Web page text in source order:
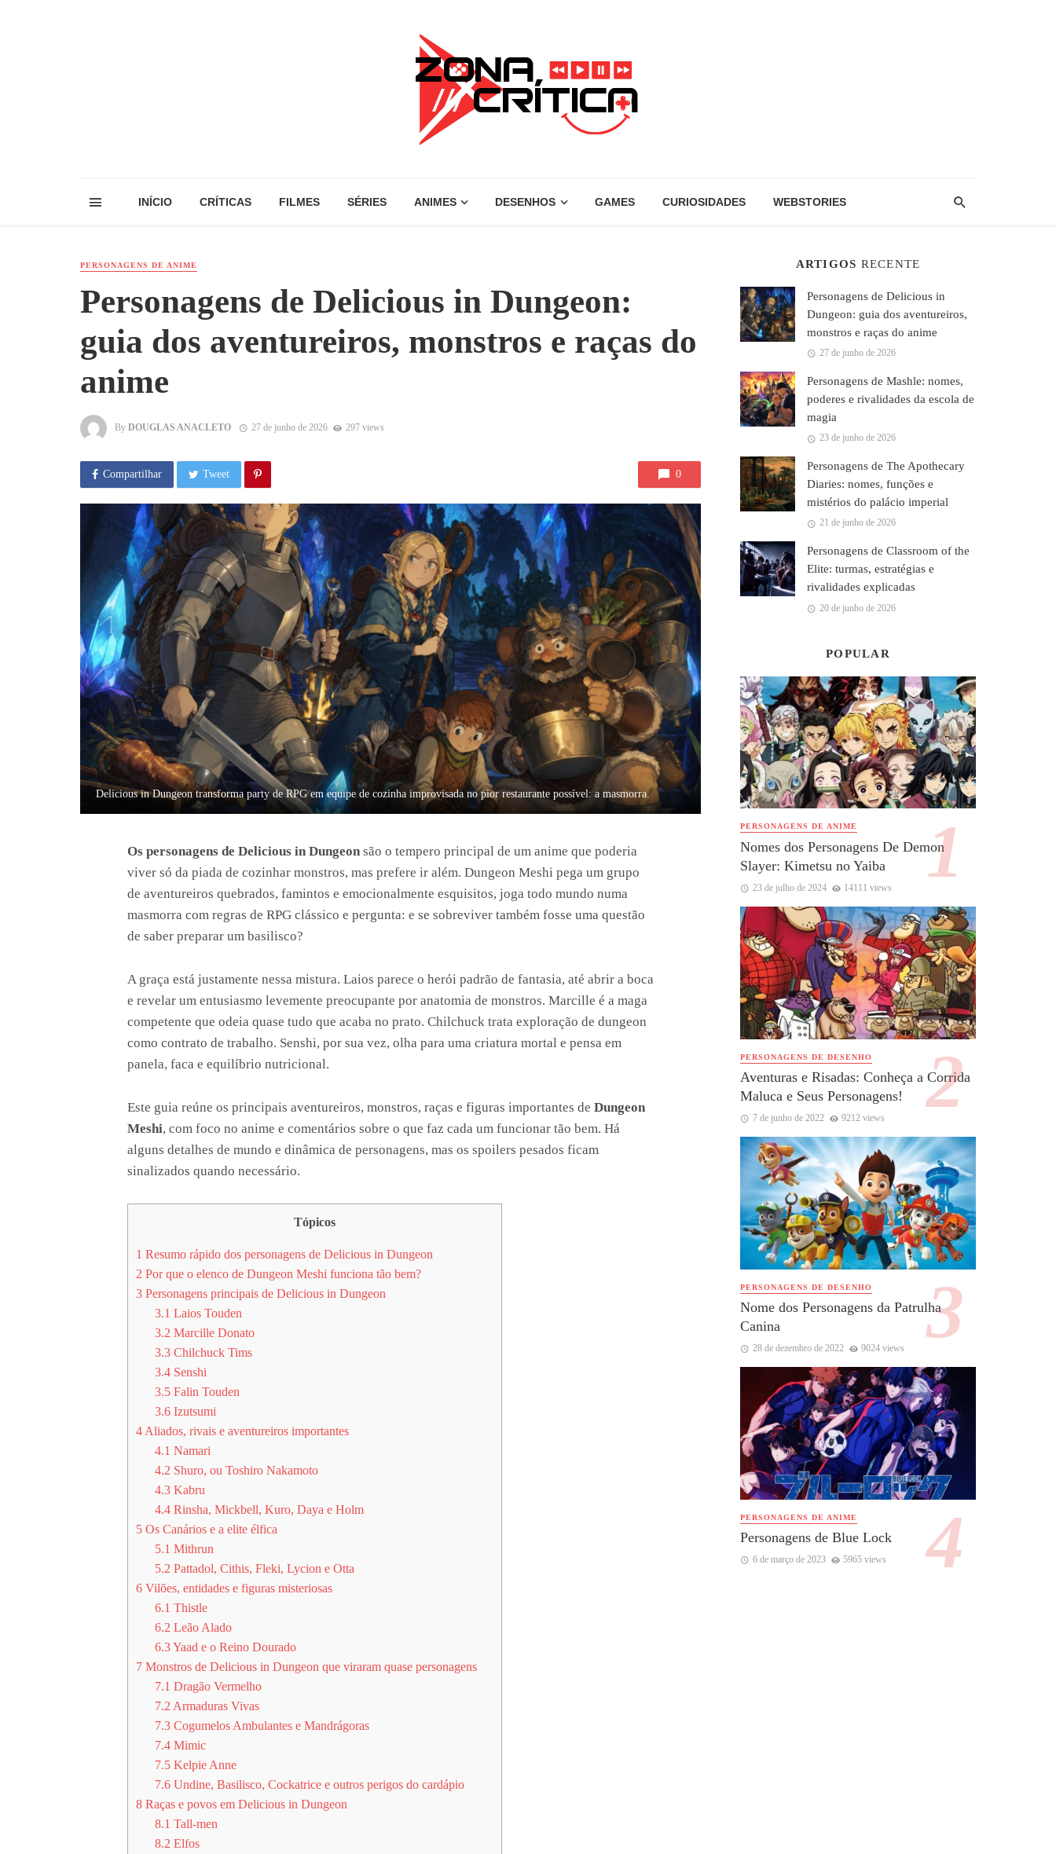
INÍCIO CRÍTICAS FILMES SÉRIES ANIMES DESENHOS GAMES CURIOSIDADES WEBSTORIES
PERSONAGENS DE ANIME
Personagens de Delicious in Dungeon:
guia dos aventureiros, monstros e raças do
anime
By DOUGLAS ANACLETO 27 de junho de 2026 297 views
Compartilhar Tweet 0
Delicious in Dungeon transforma party de RPG em equipe de cozinha improvisada no pior restaurante possível: a masmorra.
Os personagens de Delicious in Dungeon são o tempero principal de um anime que poderia
viver só da piada de cozinhar monstros, mas prefere ir além. Dungeon Meshi pega um grupo
de aventureiros quebrados, famintos e emocionalmente esquisitos, joga todo mundo numa
masmorra com regras de RPG clássico e pergunta: e se sobreviver também fosse uma questão
de saber preparar um basilisco?
A graça está justamente nessa mistura. Laios parece o herói padrão de fantasia, até abrir a boca
e revelar um entusiasmo levemente preocupante por anatomia de monstros. Marcille é a maga
competente que odeia quase tudo que acaba no prato. Chilchuck trata exploração de dungeon
como contrato de trabalho. Senshi, por sua vez, olha para uma criatura mortal e pensa em
panela, faca e equilíbrio nutricional.
Este guia reúne os principais aventureiros, monstros, raças e figuras importantes de Dungeon
Meshi, com foco no anime e comentários sobre o que faz cada um funcionar tão bem. Há
alguns detalhes de mundo e dinâmica de personagens, mas os spoilers pesados ficam
sinalizados quando necessário.
Tópicos
1 Resumo rápido dos personagens de Delicious in Dungeon
2 Por que o elenco de Dungeon Meshi funciona tão bem?
3 Personagens principais de Delicious in Dungeon
3.1 Laios Touden
3.2 Marcille Donato
3.3 Chilchuck Tims
3.4 Senshi
3.5 Falin Touden
3.6 Izutsumi
4 Aliados, rivais e aventureiros importantes
4.1 Namari
4.2 Shuro, ou Toshiro Nakamoto
4.3 Kabru
4.4 Rinsha, Mickbell, Kuro, Daya e Holm
5 Os Canários e a elite élfica
5.1 Mithrun
5.2 Pattadol, Cithis, Fleki, Lycion e Otta
6 Vilões, entidades e figuras misteriosas
6.1 Thistle
6.2 Leão Alado
6.3Yaad e o Reino Dourado
7 Monstros de Delicious in Dungeon que viraram quase personagens
7.1 Dragão Vermelho
7.2 Armaduras Vivas
7.3 Cogumelos Ambulantes e Mandrágoras
7.4 Mimic
7.5 Kelpie Anne
7.6 Undine, Basilisco, Cockatrice e outros perigos do cardápio
8 Raças e povos em Delicious in Dungeon
8.1 Tall-men
8.2 Elfos
ARTIGOS RECENTE
Personagens de Delicious in
Dungeon: guia dos aventureiros,
monstros e raças do anime
27 de junho de 2026
Personagens de Mashle: nomes,
poderes e rivalidades da escola de
magia
23 de junho de 2026
Personagens de The Apothecary
Diaries: nomes, funções e
mistérios do palácio imperial
21 de junho de 2026
Personagens de Classroom of the
Elite: turmas, estratégias e
rivalidades explicadas
20 de junho de 2026
POPULAR
PERSONAGENS DE ANIME
Nomes dos Personagens De Demon
Slayer: Kimetsu no Yaiba
23 de julho de 2024 14111 views
PERSONAGENS DE DESENHO
Aventuras e Risadas: Conheça a Corrida
Maluca e Seus Personagens!
7 de junho de 2022 9212 views
PERSONAGENS DE DESENHO
Nome dos Personagens da Patrulha
Canina
28 de dezembro de 2022 9024 views
PERSONAGENS DE ANIME
Personagens de Blue Lock
6 de março de 2023 5965 views